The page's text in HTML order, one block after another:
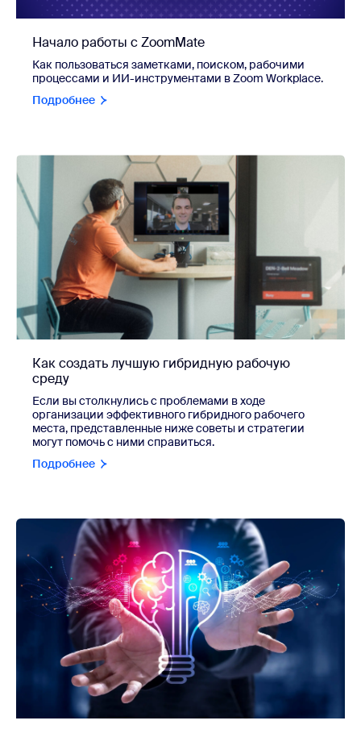
Начало работы с ZoomMate
Как пользоваться заметками, поиском, рабочими
процессами и ИИ-инструментами в Zoom Workplace.
Подробнее
Как создать лучшую гибридную рабочую
среду
Если вы столкнулись с проблемами в ходе
организации эффективного гибридного рабочего
места, представленные ниже советы и стратегии
могут помочь с ними справиться.
Подробнее